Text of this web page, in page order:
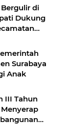
Bergulir di
Dukung
Surabaya
Anak
III Tahun